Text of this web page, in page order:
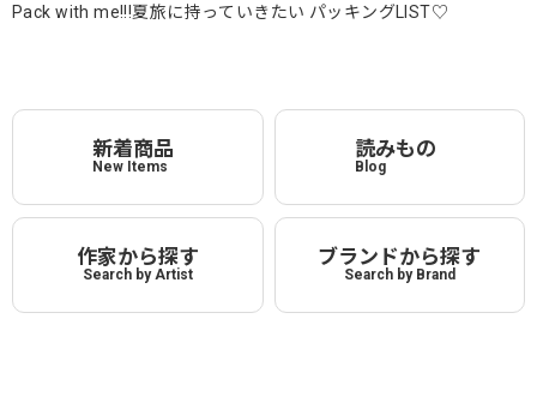
Pack with me!!!夏旅に持っていきたい パッキングLIST♡
新着商品
New Items
読みもの
Blog
作家から探す
Search by Artist
ブランドから探す
Search by Brand